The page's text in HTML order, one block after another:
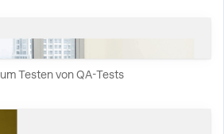
Testen von QA-Tests